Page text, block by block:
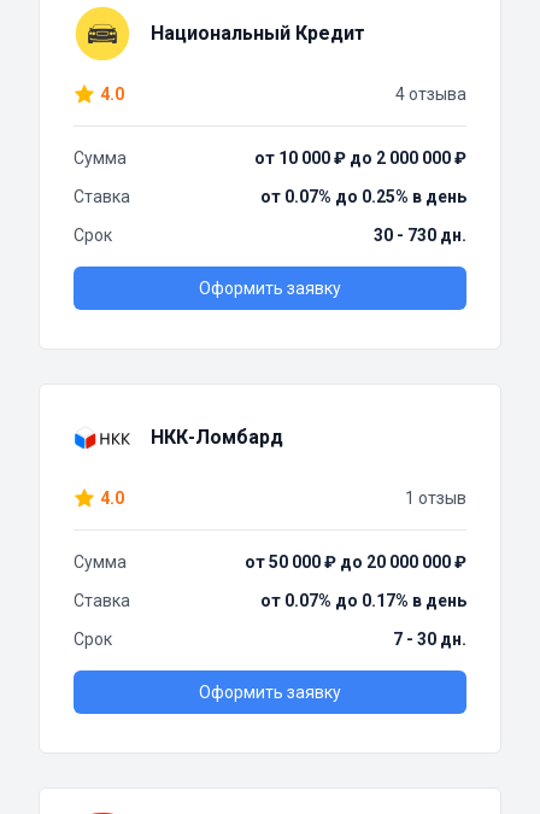
Национальный Кредит
4.0 4 отзыва
Сумма
от 10 000 ₽ до 2 000 000 ₽
Ставка
от 0.07% до 0.25% в день
Срок
30 - 730 дн.
Оформить заявку
НКК-Ломбард
4.0 1 отзыв
Сумма
от 50 000 ₽ до 20 000 000 ₽
Ставка
от 0.07% до 0.17% в день
Срок
7 - 30 дн.
Оформить заявку